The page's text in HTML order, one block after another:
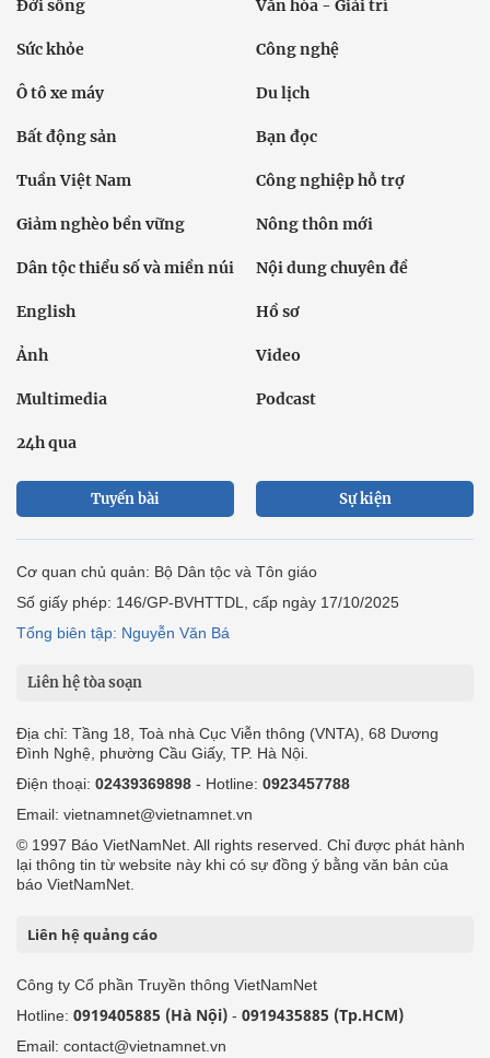
Đời sống Văn hóa - Giải trí
Sức khỏe Công nghệ
Ô tô xe máy Du lịch
Bất động sản Bạn đọc
Tuần Việt Nam Công nghiệp hỗ trợ
Giảm nghèo bền vững Nông thôn mới
Dân tộc thiểu số và miền núi Nội dung chuyên đề
English Hồ sơ
Ảnh Video
Multimedia Podcast
24h qua
Tuyến bài Sự kiện
Cơ quan chủ quản: Bộ Dân tộc và Tôn giáo
Số giấy phép: 146/GP-BVHTTDL, cấp ngày 17/10/2025
Tổng biên tập: Nguyễn Văn Bá
Liên hệ tòa soạn
Địa chỉ: Tầng 18, Toà nhà Cục Viễn thông (VNTA), 68 Dương
Đình Nghệ, phường Cầu Giấy, TP. Hà Nội.
Điện thoại: 02439369898 - Hotline: 0923457788
Email: vietnamnet@vietnamnet.vn
© 1997 Báo VietNamNet. All rights reserved. Chỉ được phát hành
lại thông tin từ website này khi có sự đồng ý bằng văn bản của
báo VietNamNet.
Liên hệ quảng cáo
Công ty Cổ phần Truyền thông VietNamNet
Hotline: 0919405885 (Hà Nội) - 0919435885 (Tp.HCM)
Email: contact@vietnamnet.vn